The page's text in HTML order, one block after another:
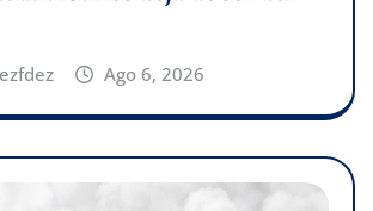
Ago 6, 2026